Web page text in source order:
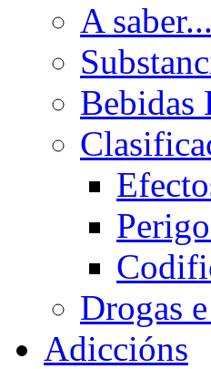
A saber...
Bebidas
Drogas
Adiccións